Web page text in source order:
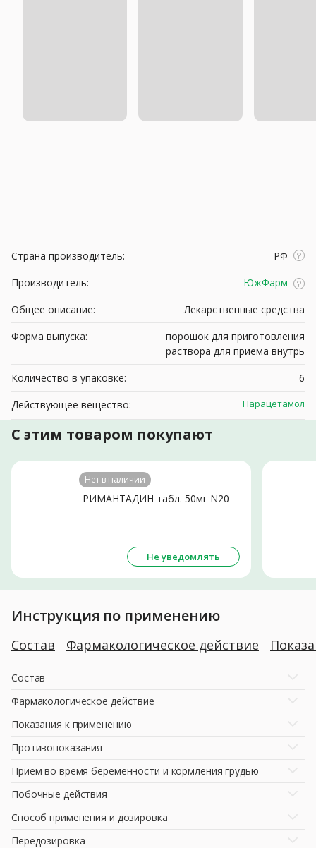
Страна производитель:
РФ
Производитель:
ЮжФарм
Общее описание:
Лекарственные средства
Форма выпуска:
порошок для приготовления
раствора для приема внутрь
Количество в упаковке:
6
Действующее вещество:
Парацетамол
С этим товаром покупают
Нет в наличии
РИМАНТАДИН табл. 50мг N20
Не уведомлять
Инструкция по применению
Состав Фармакологическое действие
Состав
Фармакологическое действие
Показания к применению
Противопоказания
Прием во время беременности и кормления грудью
Побочные действия
Способ применения и дозировка
Передозировка